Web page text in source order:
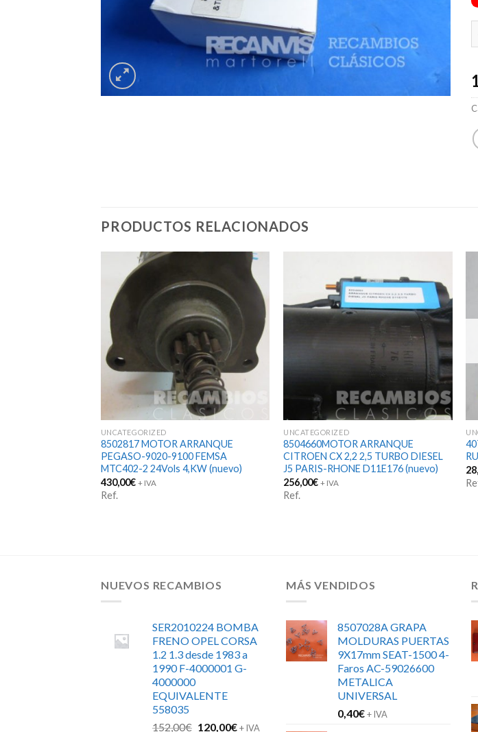
PRODUCTOS RELACIONADOS
UNCATEGORIZED
8502817 MOTOR ARRANQUE
PEGASO-9020-9100 FEMSA
MTC402-2 24Vols 4,KW (nuevo)
430,00€ + IVA
Ref.
UNCATEGORIZED
8504660MOTOR ARRANQUE
CITROEN CX 2,2 2,5 TURBO DIESEL
J5 PARIS-RHONE D11E176 (nuevo)
256,00€ + IVA
Ref.
NUEVOS RECAMBIOS
SER2010224 BOMBA
FRENO OPEL CORSA
1.2 1.3 desde 1983 a
1990 F-4000001 G-
4000000
EQUIVALENTE
558035
152,00€ El
120,00€El+ IVA
MÁS VENDIDOS
8507028A GRAPA
MOLDURAS PUERTAS
9X17mm SEAT-1500 4-
Faros AC-59026600
METALICA
UNIVERSAL
0,40€+ IVA